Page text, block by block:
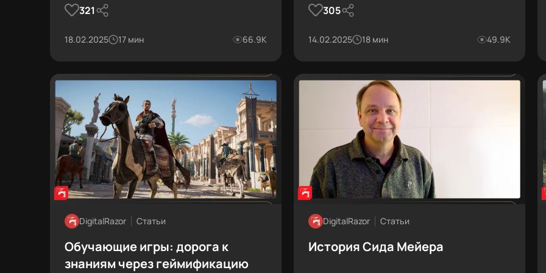
архитектуры, энергопотребление, нейронные
GDDR7. Тестируем ускоритель в популярных
321
18.02.2025 17 мин 66.9К
зависаний. В этом материале — только
рекомендации.
305
14.02.2025 18 мин 49.9К
DigitalRazor Статьи
Обучающие игры: дорога к
знаниям через геймификацию
DigitalRazor Статьи
История Сида Мейера